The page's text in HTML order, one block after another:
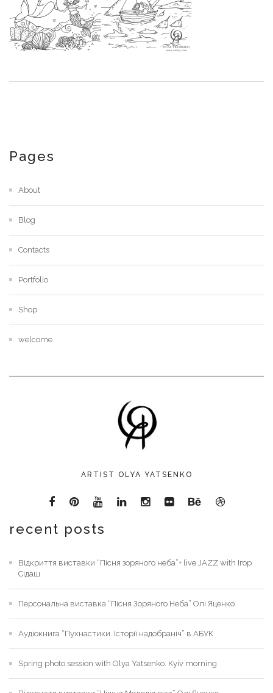
Pages
About
Blog
Contacts
Portfolio
Shop
welcome
ARTIST OLYA YATSENKO
recent posts
Відкриття виставки “Пісня зоряного неба”+ live JAZZ with Ігор
Сідаш
Персональна виставка “Пісня Зоряного Неба” Олі Яценко
Аудіокнига “Пухнастики. Історії надобраніч” в АБУК
Spring photo session with Olya Yatsenko. Kyiv morning